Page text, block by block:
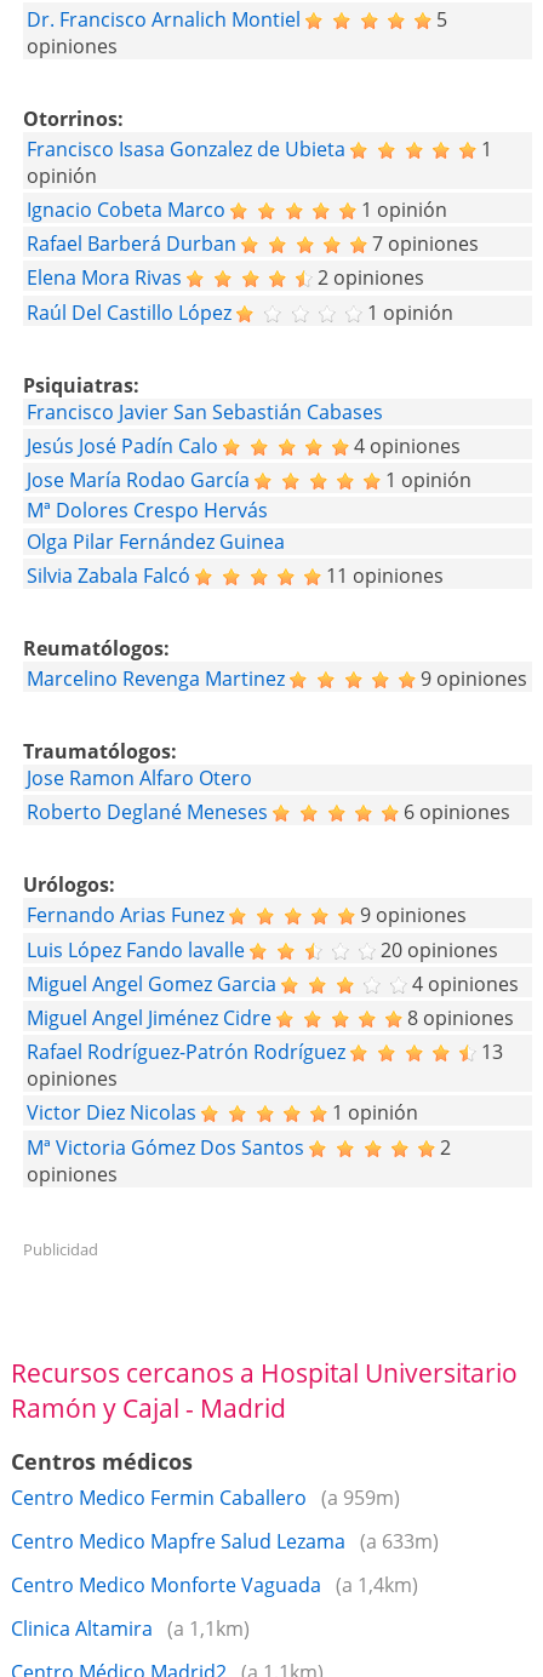
Dr. Francisco Arnalich Montiel
5
opiniones
Otorrinos:
Francisco Isasa Gonzalez de Ubieta
1
opinión
Ignacio Cobeta Marco
1 opinión
Rafael Barberá Durban
7 opiniones
Elena Mora Rivas
2 opiniones
Raúl Del Castillo López
1 opinión
Psiquiatras:
Francisco Javier San Sebastián Cabases
Jesús José Padín Calo
4 opiniones
Jose María Rodao García
1 opinión
Mª Dolores Crespo Hervás
Olga Pilar Fernández Guinea
Silvia Zabala Falcó
11 opiniones
Reumatólogos:
Marcelino Revenga Martinez
9 opiniones
Traumatólogos:
Jose Ramon Alfaro Otero
Roberto Deglané Meneses
6 opiniones
Urólogos:
Fernando Arias Funez
9 opiniones
Luis López Fando lavalle
20 opiniones
Miguel Angel Gomez Garcia
4 opiniones
Miguel Angel Jiménez Cidre
8 opiniones
Rafael Rodríguez-Patrón Rodríguez
13
opiniones
Victor Diez Nicolas
1 opinión
Mª Victoria Gómez Dos Santos
2
opiniones
Publicidad
Recursos cercanos a Hospital Universitario
Ramón y Cajal - Madrid
Centros médicos
Centro Medico Fermin Caballero (a 959m)
Centro Medico Mapfre Salud Lezama (a 633m)
Centro Medico Monforte Vaguada (a 1,4km)
Clinica Altamira (a 1,1km)